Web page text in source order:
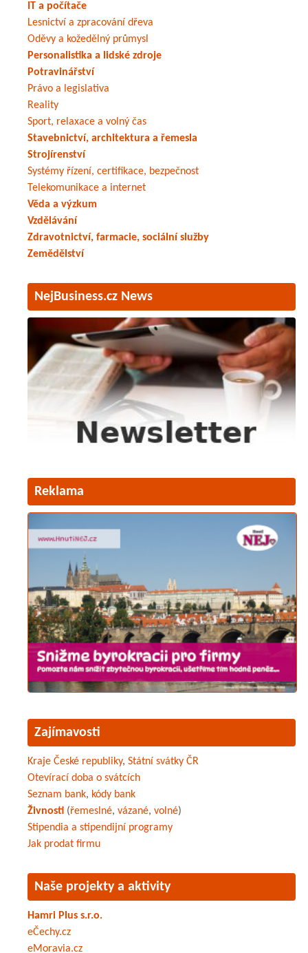
IT a počítače
Lesnictví a zpracování dřeva
Oděvy a kožedělný průmysl
Personalistika a lidské zdroje
Potravinářství
Právo a legislativa
Reality
Sport, relaxace a volný čas
Stavebnictví, architektura a řemesla
Strojírenství
Systémy řízení, certifikace, bezpečnost
Telekomunikace a internet
Věda a výzkum
Vzdělávání
Zdravotnictví, farmacie, sociální služby
Zemědělství
NejBusiness.cz News
Reklama
Zajímavosti
Kraje České republiky, Státní svátky ČR
Otevírací doba o svátcích
Seznam bank, kódy bank
Živnosti (řemeslné, vázané, volné)
Stipendia a stipendijní programy
Jak prodat firmu
Naše projekty a aktivity
Hamri Plus s.r.o.
eČechy.cz
eMoravia.cz